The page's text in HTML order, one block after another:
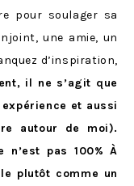
pour soulager sa
une amie, un
d’inspiration,
il ne s’agit que
et aussi
autour de moi).
pas 100% À
le plutôt comme un